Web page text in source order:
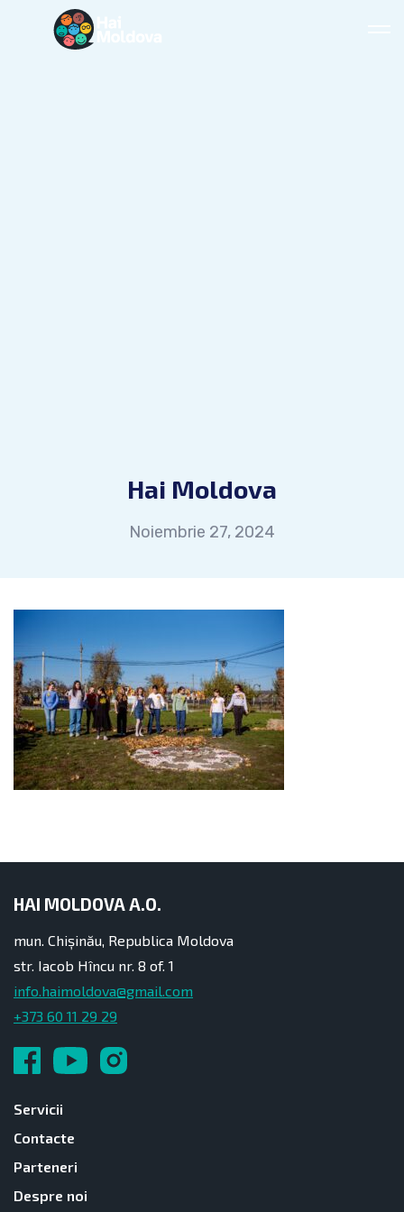
Hai Moldova
Noiembrie 27, 2024
HAI MOLDOVA A.O.
mun. Chișinău, Republica Moldova
str. Iacob Hîncu nr. 8 of. 1
info.haimoldova@gmail.com
+373 60 11 29 29
Servicii
Contacte
Parteneri
Despre noi